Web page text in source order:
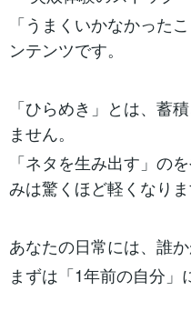
「うまくいかなかった
ンテンツです。
「ひらめき」とは、蓄
ません。
「ネタを生み出す」の
みは驚くほど軽くなりま
あなたの日常には、誰
まずは「1年前の自分」